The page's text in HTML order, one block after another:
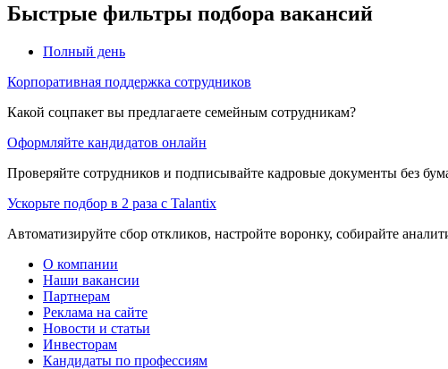
Быстрые фильтры подбора вакансий
Полный день
Корпоративная поддержка сотрудников
Какой соцпакет вы предлагаете семейным сотрудникам?
Оформляйте кандидатов онлайн
Проверяйте сотрудников и подписывайте кадровые документы без
Ускорьте подбор в 2 раза с Talantix
Автоматизируйте сбор откликов, настройте воронку, собирайте
О компании
Наши вакансии
Партнерам
Реклама на сайте
Новости и статьи
Инвесторам
Кандидаты по профессиям